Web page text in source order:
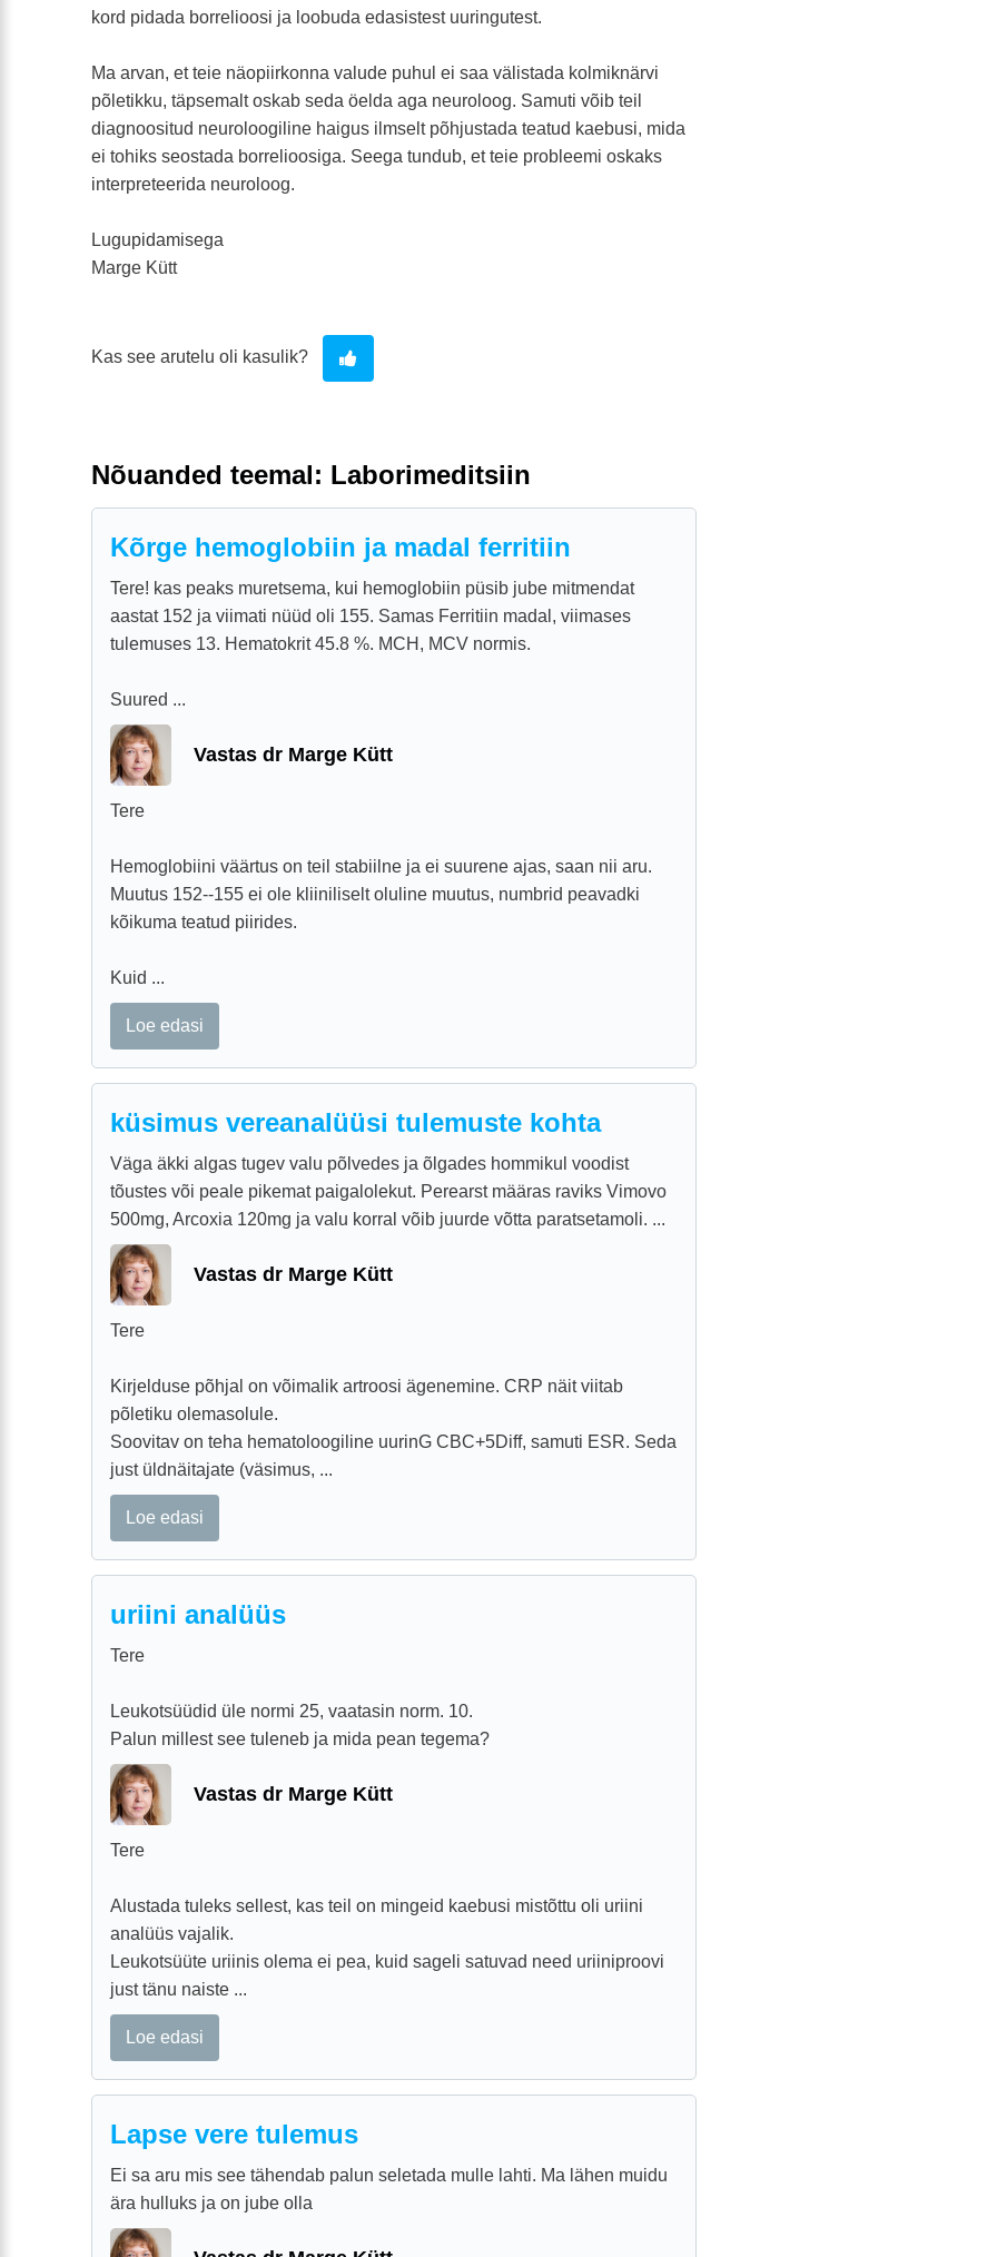
kord pidada borrelioosi ja loobuda edasistest uuringutest.
Ma arvan, et teie näopiirkonna valude puhul ei saa välistada kolmiknärvi
põletikku, täpsemalt oskab seda öelda aga neuroloog. Samuti võib teil
diagnoositud neuroloogiline haigus ilmselt põhjustada teatud kaebusi, mida
ei tohiks seostada borrelioosiga. Seega tundub, et teie probleemi oskaks
interpreteerida neuroloog.
Lugupidamisega
Marge Kütt
Kas see arutelu oli kasulik?
Nõuanded teemal: Laborimeditsiin
Kõrge hemoglobiin ja madal ferritiin
Tere! kas peaks muretsema, kui hemoglobiin püsib jube mitmendat
aastat 152 ja viimati nüüd oli 155. Samas Ferritiin madal, viimases
tulemuses 13. Hematokrit 45.8 %. MCH, MCV normis.
Suured ...
Vastas dr Marge Kütt
Tere
Hemoglobiini väärtus on teil stabiilne ja ei suurene ajas, saan nii aru.
Muutus 152--155 ei ole kliiniliselt oluline muutus, numbrid peavadki
kõikuma teatud piirides.
Kuid ...
Loe edasi
küsimus vereanalüüsi tulemuste kohta
Väga äkki algas tugev valu põlvedes ja õlgades hommikul voodist
tõustes või peale pikemat paigalolekut. Perearst määras raviks Vimovo
500mg, Arcoxia 120mg ja valu korral võib juurde võtta paratsetamoli. ...
Vastas dr Marge Kütt
Tere
Kirjelduse põhjal on võimalik artroosi ägenemine. CRP näit viitab
põletiku olemasolule.
Soovitav on teha hematoloogiline uurinG CBC+5Diff, samuti ESR. Seda
just üldnäitajate (väsimus, ...
Loe edasi
uriini analüüs
Tere
Leukotsüüdid üle normi 25, vaatasin norm. 10.
Palun millest see tuleneb ja mida pean tegema?
Vastas dr Marge Kütt
Tere
Alustada tuleks sellest, kas teil on mingeid kaebusi mistõttu oli uriini
analüüs vajalik.
Leukotsüüte uriinis olema ei pea, kuid sageli satuvad need uriiniproovi
just tänu naiste ...
Loe edasi
Lapse vere tulemus
Ei sa aru mis see tähendab palun seletada mulle lahti. Ma lähen muidu
ära hulluks ja on jube olla